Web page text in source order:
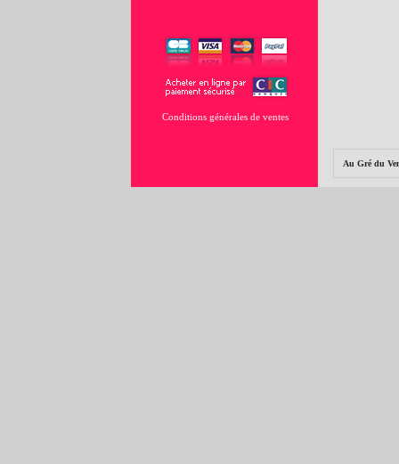
Conditions générales de ventes
Au Gré du